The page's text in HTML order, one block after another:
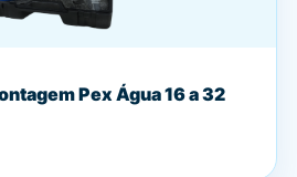
Pex Água 16 a 32